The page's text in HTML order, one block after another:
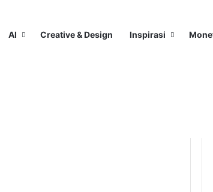
AI Creative & Design Inspirasi